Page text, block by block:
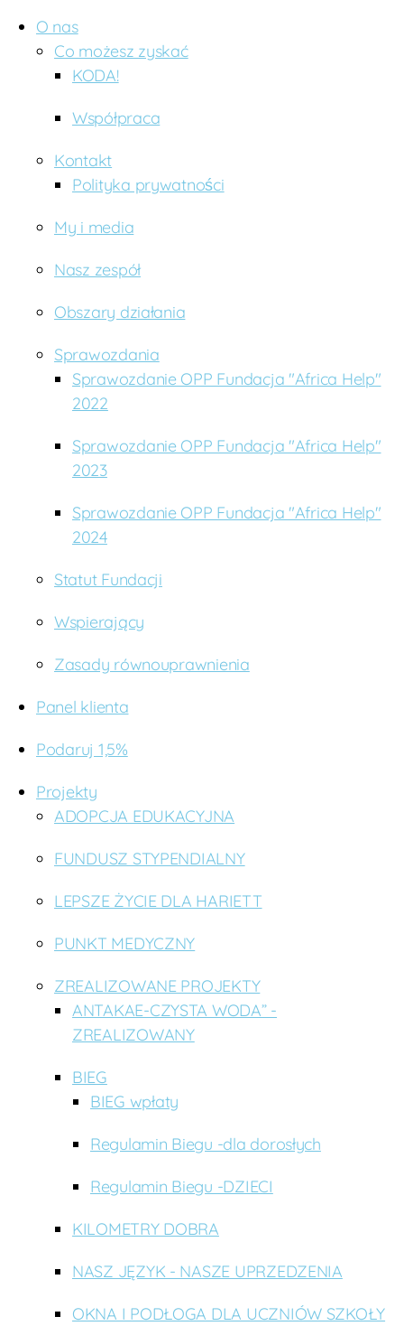
O nas
Co możesz zyskać
KODA!
Współpraca
Kontakt
Polityka prywatności
My i media
Nasz zespół
Obszary działania
Sprawozdania
Sprawozdanie OPP Fundacja "Africa Help"
2022
Sprawozdanie OPP Fundacja "Africa Help"
2023
Sprawozdanie OPP Fundacja "Africa Help"
2024
Statut Fundacji
Wspierający
Zasady równouprawnienia
Panel klienta
Podaruj 1,5%
Projekty
ADOPCJA EDUKACYJNA
FUNDUSZ STYPENDIALNY
LEPSZE ŻYCIE DLA HARIETT
PUNKT MEDYCZNY
ZREALIZOWANE PROJEKTY
ANTAKAE-CZYSTA WODA” -
ZREALIZOWANY
BIEG
BIEG wpłaty
Regulamin Biegu -dla dorosłych
Regulamin Biegu -DZIECI
KILOMETRY DOBRA
NASZ JĘZYK - NASZE UPRZEDZENIA
OKNA I PODŁOGA DLA UCZNIÓW SZKOŁY